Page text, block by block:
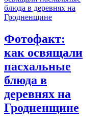
Фотофакт:
как освящали
пасхальные
блюда в
деревнях на
Гродненщине